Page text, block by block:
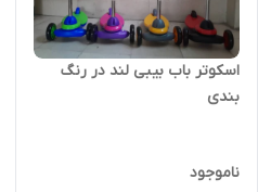
اسکوتر باب بیبی لند در رنگ
بندی
ناموجود